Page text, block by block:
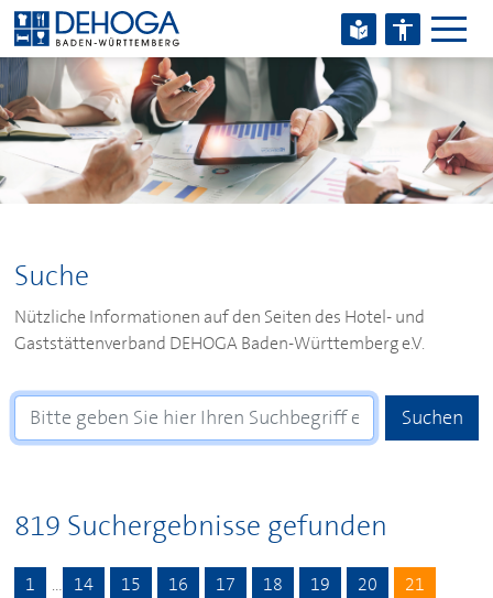
Zum Hauptinhalt springen
Zum Footerinhalt springen
Suche
Nützliche Informationen auf den Seiten des Hotel- und
Gaststättenverband DEHOGABaden-Württemberg e.V.
819 Suchergebnisse gefunden
1 … 14 15 16 17 18 19 20
21